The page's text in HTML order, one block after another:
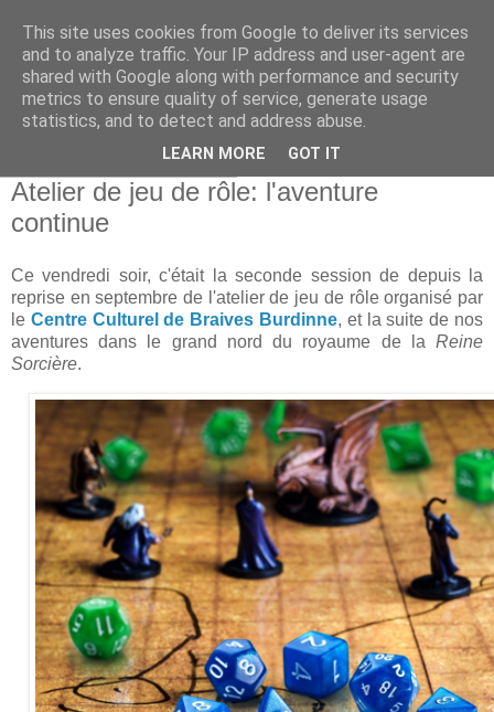
Atelier de jeu de rôle: l'aventure
continue
Ce vendredi soir, c'était la seconde session de depuis la
reprise en septembre de l'atelier de jeu de rôle organisé par
le Centre Culturel de Braives Burdinne, et la suite de nos
aventures dans le grand nord du royaume de la Reine
Sorcière.
This site uses cookies from Google to deliver its services
and to analyze traffic. Your IP address and user-agent are
shared with Google along with performance and security
metrics to ensure quality of service, generate usage
statistics, and to detect and address abuse.
LEARN MORE GOT IT